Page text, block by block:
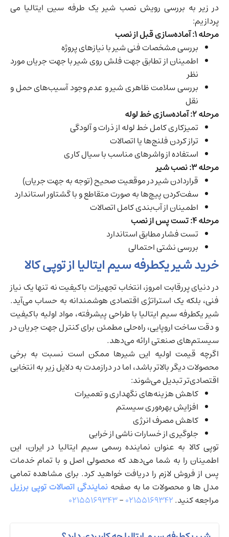
در زیر به بررسی رویش نصب شیر یک طرفه سین ایتالیا می
پردازیم:
مرحله ۱: آماده‌سازی قبل از نصب
بررسی مشخصات فنی شیر با نیازهای پروژه
اطمینان از تطابق جهت فلش روی شیر با جهت جریان مورد
نظر
بررسی سلامت ظاهری شیر و عدم وجود آسیب‌های حمل و
نقل
مرحله ۲: آماده‌سازی خط لوله
تمیزکاری کامل خط لوله از ذرات و آلودگی
تراز کردن فلنج‌ها یا اتصالات
استفاده از واشرهای مناسب با سیال کاری
مرحله ۳: نصب شیر
قراردادن شیر در موقعیت صحیح (توجه به جهت جریان)
سفت‌کردن پیچ‌ها به صورت متقاطع و با گشتاور استاندارد
اطمینان از آب‌بندی کامل اتصالات
مرحله ۴: تست پس از نصب
تست فشار مطابق استاندارد
بررسی نشتی احتمالی
خرید شیر یکطرفه سیم ایتالیا از توپی کالا
در دنیای پررقابت امروز، انتخاب تجهیزات باکیفیت نه تنها یک نیاز
فنی، بلکه یک استراتژی اقتصادی هوشمندانه به حساب می‌آید.
شیر یکطرفه سیم ایتالیا با طراحی پیشرفته، مواد اولیه باکیفیت
و دقت ساخت اروپایی، راه‌حلی مطمئن برای کنترل جهت جریان در
سیستم‌های صنعتی ارائه می‌دهد.
اگرچه قیمت اولیه این شیرها ممکن است نسبت به برخی
محصولات دیگر بالاتر باشد، اما در درازمدت به دلایل زیر به انتخابی
اقتصادی‌تر تبدیل می‌شوند:
کاهش هزینه‌های نگهداری و تعمیرات
افزایش بهره‌وری سیستم
کاهش مصرف انرژی
جلوگیری از خسارات ناشی از خرابی
توپی کالا به عنوان نماینده رسمی سیم ایتالیا در ایران، این
اطمینان را به شما می‌دهد که محصولی اصل و با تمام خدمات
پس از فروش لازم را دریافت خواهید کرد. برای مشاهده تمامی
مدل ها و محصولات ما به صفحهنمایندگی اتصالات توپی برزیل
مراجعه کنید.۰۲۱۵۵۱۶۹۳۴۲–۰۲۱۵۵۱۶۹۳۴۳